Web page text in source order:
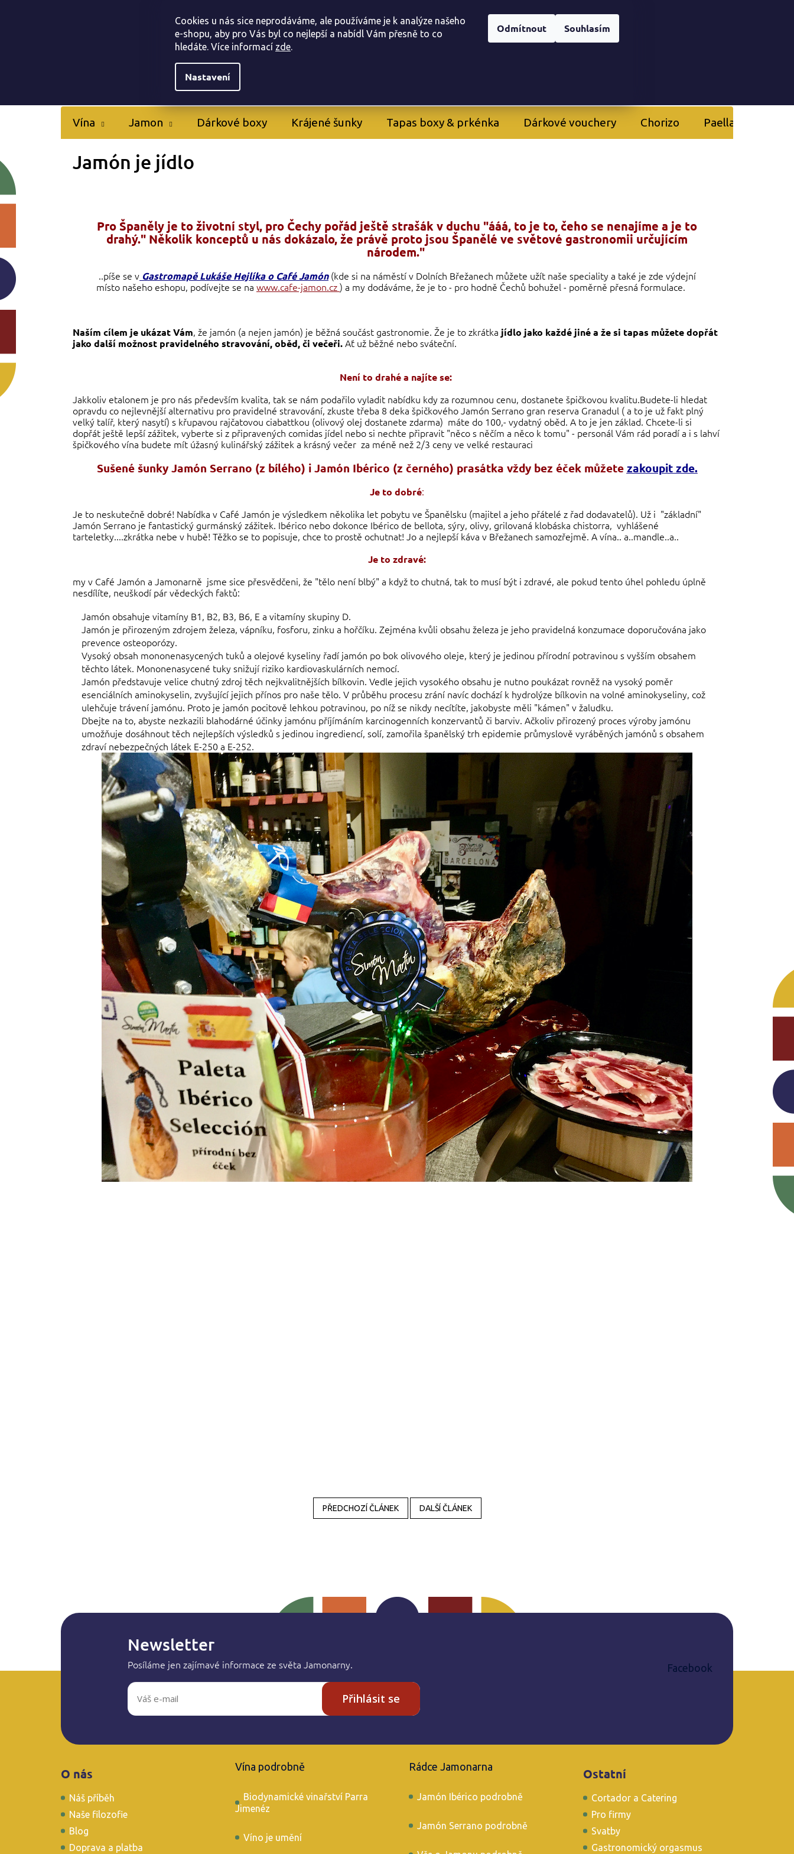
Cookies u nás sice neprodáváme, ale používáme je k analýze našeho
e-shopu, aby pro Vás byl co nejlepší a nabídl Vám přesně to co
hledáte. Více informací zde.
Nastavení
Odmítnout Souhlasím
Registrace provizního partnera
Vína Jamon Dárkové boxy Krájené šunky Tapas boxy & prkénka Dárkové vouchery Chorizo Paella
Jamón je jídlo
Pro Španěly je to životní styl, pro Čechy pořád ještě strašák v duchu "ááá, to je to, čeho se nenajíme a je to
drahý." Několik konceptů u nás dokázalo, že právě proto jsou Španělé ve světové gastronomii určujícím
národem."
..píše se v Gastromapě Lukáše Hejlíka o Café Jamón(kde si na náměstí v Dolních Břežanech můžete užít naše speciality a také je zde výdejní
místo našeho eshopu, podívejte se na www.cafe-jamon.cz) a my dodáváme, že je to - pro hodně Čechů bohužel - poměrně přesná formulace.
Naším cílem je ukázat Vám, že jamón (a nejen jamón) je běžná součást gastronomie. Že je to zkrátka jídlo jako každé jiné a že si tapas můžete dopřát
jako další možnost pravidelného stravování, oběd, či večeři.Ať už běžné nebo sváteční.
Není to drahé a najíte se:
Jakkoliv etalonem je pro nás především kvalita, tak se nám podařilo vyladit nabídku kdy za rozumnou cenu, dostanete špičkovou kvalitu.Budete-li hledat
opravdu co nejlevnější alternativu pro pravidelné stravování, zkuste třeba 8 deka špičkového Jamón Serrano gran reserva Granadul ( a to je už fakt plný
velký talíř, který nasytí) s křupavou rajčatovou ciabattkou (olivový olej dostanete zdarma) máte do 100,- vydatný oběd. A to je jen základ. Chcete-li si
dopřát ještě lepší zážitek, vyberte si z připravených comidas jídel nebo si nechte připravit "něco s něčím a něco k tomu" - personál Vám rád poradí a i s lahví
špičkového vína budete mít úžasný kulinářský zážitek a krásný večer za méně než 2/3 ceny ve velké restauraci
Sušené šunky Jamón Serrano (z bílého) i Jamón Ibérico (z černého) prasátka vždy bez éček můžete zakoupit zde.
Je to dobré:
Je to neskutečně dobré! Nabídka v Café Jamón je výsledkem několika let pobytu ve Španělsku (majitel a jeho přátelé z řad dodavatelů). Už i "základní"
Jamón Serrano je fantastický gurmánský zážitek. Ibérico nebo dokonce Ibérico de bellota, sýry, olivy, grilovaná klobáska chistorra, vyhlášené
tarteletky....zkrátka nebe v hubě! Těžko se to popisuje, chce to prostě ochutnat! Jo a nejlepší káva v Břežanech samozřejmě. A vína.. a..mandle..a..
Je to zdravé:
my v Café Jamón a Jamonarně jsme sice přesvědčeni, že "tělo není blbý" a když to chutná, tak to musí být i zdravé, ale pokud tento úhel pohledu úplně
nesdílíte, neuškodí pár vědeckých faktů:
Jamón obsahuje vitamíny B1, B2, B3, B6, E a vitamíny skupiny D.
Jamón je přirozeným zdrojem železa, vápníku, fosforu, zinku a hořčíku. Zejména kvůli obsahu železa je jeho pravidelná konzumace doporučována jako
prevence osteoporózy.
Vysoký obsah mononenasycených tuků a olejové kyseliny řadí jamón po bok olivového oleje, který je jedinou přírodní potravinou s vyšším obsahem
těchto látek. Mononenasycené tuky snižují riziko kardiovaskulárních nemocí.
Jamón představuje velice chutný zdroj těch nejkvalitnějších bílkovin. Vedle jejich vysokého obsahu je nutno poukázat rovněž na vysoký poměr
esenciálních aminokyselin, zvyšující jejich přínos pro naše tělo. V průběhu procesu zrání navíc dochází k hydrolýze bílkovin na volné aminokyseliny, což
ulehčuje trávení jamónu. Proto je jamón pocitově lehkou potravinou, po níž se nikdy necítíte, jakobyste měli "kámen" v žaludku.
Dbejte na to, abyste nezkazili blahodárné účinky jamónu příjímáním karcinogenních konzervantů či barviv. Ačkoliv přirozený proces výroby jamónu
umožňuje dosáhnout těch nejlepších výsledků s jedinou ingrediencí, solí, zamořila španělský trh epidemie průmyslově vyráběných jamónů s obsahem
zdraví nebezpečných látek E-250 a E-252.
PŘEDCHOZÍ ČLÁNEK DALŠÍ ČLÁNEK
Newsletter
Posíláme jen zajímavé informace ze světa Jamonarny.
Přihlásit se
Facebook
O nás
Náš příběh
Naše filozofie
Blog
Doprava a platba
Vína podrobně
Biodynamické vinařství Parra
Jimenéz
Víno je umění
Rádce Jamonarna
Jamón Ibérico podrobně
Jamón Serrano podrobně
Ostatní
Cortador a Catering
Pro firmy
Svatby
Gastronomický orgasmus